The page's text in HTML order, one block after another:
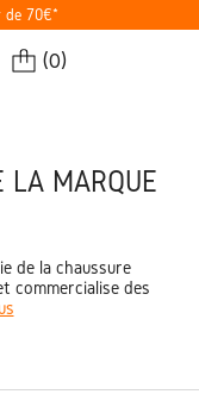
de 70€*
(0)
LA MARQUE
de la chaussure
commercialise des